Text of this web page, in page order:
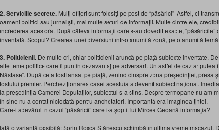
2. Serviciile secrete. Mulţi ofiţeri sunt folosiţi pe post de “păsărici”. Astfel, ei
oameni politici sau jurnalişti, mai multe seturi de informaţii. Multe dintre ele,
încrederea acestora. După câteva informaţii care s-au dovedit exacte, “păsăricile”
inventată. Scopul? Crearea unei diversiuni într-o anumită zonă, pe o anumită
3. Politicienii. De multe ori, chiar politicienii aruncă pe piaţă subiecte inventate.
alte teme politice care îi pun în dezavantaj pe adversari. Un astfel de caz ar putea
Năstase”. După ce a fost lansat pe piaţă, venind dinspre zona preşedinţiei, presa
fostului premier. Percheziţionarea casei acestuia a devenit subiect naţional.
la preşedinţia Camerei Deputaţilor, subiectul s-a stins. Despre termopane nu am
în sine nu a contat niciodată pentru anchetatori. Importantă era imaginea ţintei.
Care-i adevărul în cazul “păsăricii” care i-a şoptit lui Mircea Geoană informaţia?
Iată o variantă posibilă: Sorin Roşca Stănescu schimbă în ultima vreme macazul.